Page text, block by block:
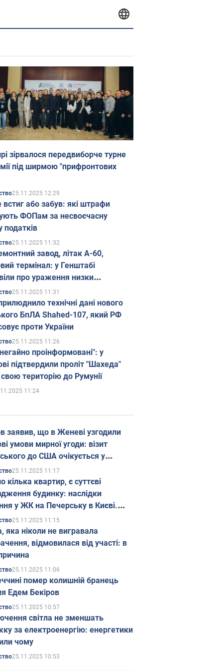
зірвалося передвиборче турне
під ширмою "прифронтових
25.11.2025 12:29
встиг або забув: які штрафи
ФОПам за несвоєчасну
податків
25.11.2025 11:32
завод, літак А-60,
термінал: у Генштабі
про ураження низки
об'єктів Росії
25.11.2025 11:31
технічні дані нового
БпЛА Shahed-107, який РФ
проти України
25.11.2025 11:26
проінформовані": у
підтвердили проліт "Шахеда"
територію до Румунії
11:24
заявив, що в Женеві узгодили
умови мирної угоди: візит
до США очікується у
25.11.2025 11:17
кілька квартир, є суттєві
будинку: наслідки
у ЖК на Печерську в Києві.
25.11.2025 11:15
яка ніколи не вигравала
відмовилася від участі: в
25.11.2025 11:06
помер колишній бранець
Едем Бекіров
25.11.2025 10:57
світла не зменшать
за електроенергію: енергетики
чому
25.11.2025 10:53